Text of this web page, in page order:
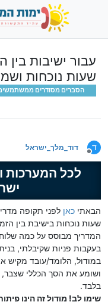
עבור ישיבות בין
שעות נוכחות
הסברים מסודרים
ד
מנותק
דוד_מלך_ישראל
לכל המערכות
הבאתי כאן לפני תקופה
שעות נוכחות בישיבת בין
המדריך מבוסס על כמה
בעקבות פניות שקיבלתי,
במודול, הלומד/עובד מקיש
ושומע את הסך הכללי שצבר,
בלבד.
שימו לב! מודול זה הינו